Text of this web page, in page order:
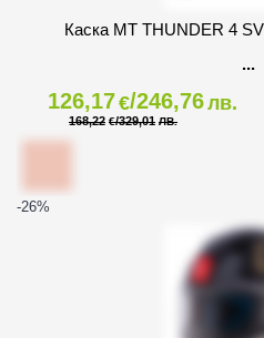
Каска MT THUNDER 4
126,17€/246,76лв.
168,22 €/329,01 ЛВ.
-26%